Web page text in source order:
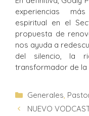
experiencias
espiritual en el
propuesta de
nos ayuda a
del silencio, la
transformador de la
Generales
NUEVO